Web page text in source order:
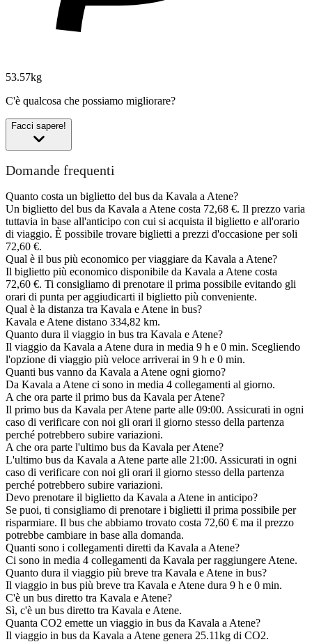
53.57kg
C'è qualcosa che possiamo migliorare?
Facci sapere!
Domande frequenti
Quanto costa un biglietto del bus da Kavala a Atene?
Un biglietto del bus da Kavala a Atene costa 72,68 €. Il prezzo varia
tuttavia in base all'anticipo con cui si acquista il biglietto e all'orario
di viaggio. È possibile trovare biglietti a prezzi d'occasione per soli
72,60 €.
Qual è il bus più economico per viaggiare da Kavala a Atene?
Il biglietto più economico disponibile da Kavala a Atene costa
72,60 €. Ti consigliamo di prenotare il prima possibile evitando gli
orari di punta per aggiudicarti il biglietto più conveniente.
Qual è la distanza tra Kavala e Atene in bus?
Kavala e Atene distano 334,82 km.
Quanto dura il viaggio in bus tra Kavala e Atene?
Il viaggio da Kavala a Atene dura in media 9 h e 0 min. Scegliendo
l'opzione di viaggio più veloce arriverai in 9 h e 0 min.
Quanti bus vanno da Kavala a Atene ogni giorno?
Da Kavala a Atene ci sono in media 4 collegamenti al giorno.
A che ora parte il primo bus da Kavala per Atene?
Il primo bus da Kavala per Atene parte alle 09:00. Assicurati in ogni
caso di verificare con noi gli orari il giorno stesso della partenza
perché potrebbero subire variazioni.
A che ora parte l'ultimo bus da Kavala per Atene?
L'ultimo bus da Kavala a Atene parte alle 21:00. Assicurati in ogni
caso di verificare con noi gli orari il giorno stesso della partenza
perché potrebbero subire variazioni.
Devo prenotare il biglietto da Kavala a Atene in anticipo?
Se puoi, ti consigliamo di prenotare i biglietti il prima possibile per
risparmiare. Il bus che abbiamo trovato costa 72,60 € ma il prezzo
potrebbe cambiare in base alla domanda.
Quanti sono i collegamenti diretti da Kavala a Atene?
Ci sono in media 4 collegamenti da Kavala per raggiungere Atene.
Quanto dura il viaggio più breve tra Kavala e Atene in bus?
Il viaggio in bus più breve tra Kavala e Atene dura 9 h e 0 min.
C'è un bus diretto tra Kavala e Atene?
Sì, c'è un bus diretto tra Kavala e Atene.
Quanta CO2 emette un viaggio in bus da Kavala a Atene?
Il viaggio in bus da Kavala a Atene genera 25.11kg di CO2.